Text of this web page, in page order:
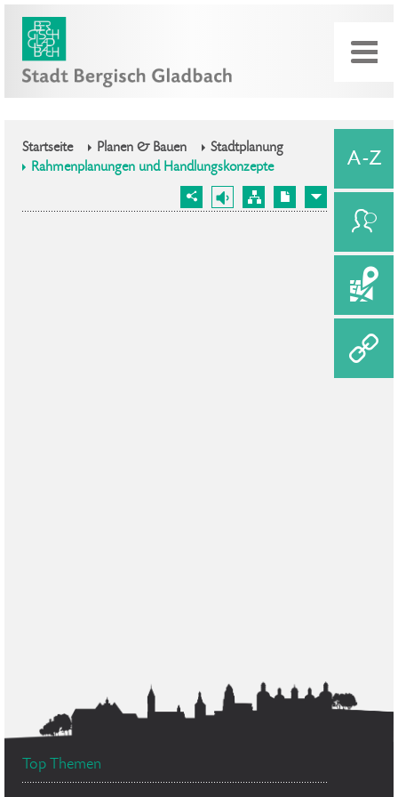
Startseite Planen & Bauen
Stadtplanung
Rahmenplanungen und Handlungskonzepte
Top Themen